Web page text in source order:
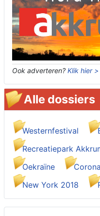
Ook adverteren? Klik hier >
Alle dossiers
Westernfestival
Recreatiepark
Oekraïne
Corona
New York 2018